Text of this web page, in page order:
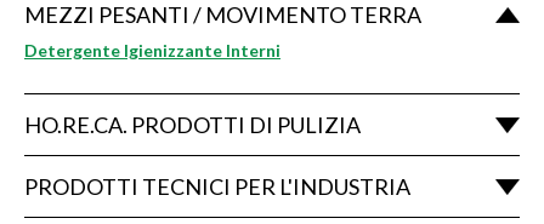
MEZZI PESANTI / MOVIMENTO TERRA
Detergente Igienizzante Interni
HO.RE.CA. PRODOTTI DI PULIZIA
PRODOTTI TECNICI PER L'INDUSTRIA